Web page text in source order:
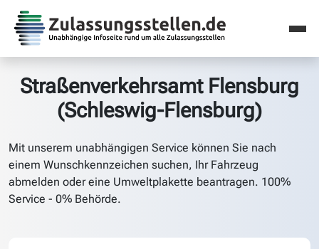
Straßenverkehrsamt Flensburg
(Schleswig-Flensburg)
Mit unserem unabhängigen Service können Sie nach
einem Wunschkennzeichen suchen, Ihr Fahrzeug
abmelden oder eine Umweltplakette beantragen. 100%
Service - 0% Behörde.